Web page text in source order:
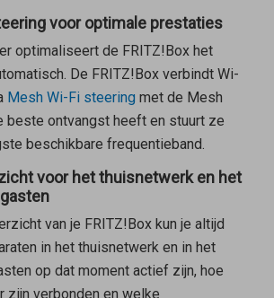
voor optimale prestaties
optimaliseert de FRITZ!Box het
De FRITZ!Box verbindt Wi-
Mesh Wi-Fi steering met de Mesh
beste ontvangst heeft en stuurt ze
beschikbare frequentieband.
voor het thuisnetwerk en het
van je FRITZ!Box kun je altijd
in het thuisnetwerk en in het
op dat moment actief zijn, hoe
zijn verbonden en welke